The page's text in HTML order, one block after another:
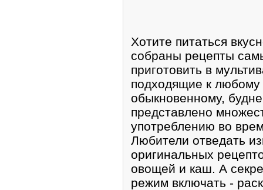
Хотите питаться
собраны рецепты
приготовить в
подходящие к любому
обыкновенному,
представлено
употреблению во
Любители отведать
оригинальных
овощей и каш. А
режим включать -